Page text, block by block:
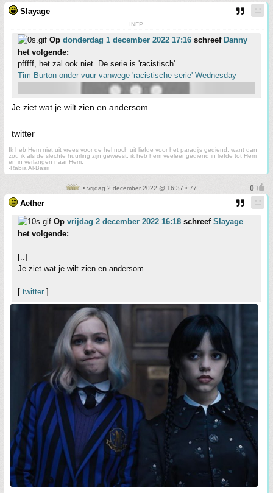
Slayage
INFP
Op donderdag 1 december 2022 17:16 schreef Danny
het volgende:
pfffff, het zal ook niet. De serie is 'racistisch'
Tim Burton onder vuur vanwege 'racistische serie' Wednesday
Je ziet wat je wilt zien en andersom
twitter
Ik heb Hem niet uit vrees voor de hel noch uit liefde voor het paradijs gediend, want dan
zou ik als de slechte huurling zijn geweest; ik heb hem veeleer gediend in liefde tot Hem
en in verlangen naar Hem.
-Rabia Al-Basri
• vrijdag 2 december 2022 @ 16:37 • 77
Aether
Op vrijdag 2 december 2022 16:18 schreef Slayage
het volgende:
[..]
Je ziet wat je wilt zien en andersom
[ twitter ]